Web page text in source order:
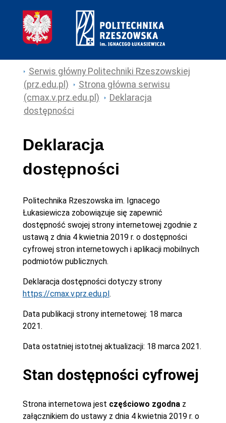
Serwis główny Politechniki Rzeszowskiej
(prz.edu.pl)
Strona główna serwisu
(cmax.v.prz.edu.pl)
Deklaracja
dostępności
Deklaracja
dostępności
Politechnika Rzeszowska im. Ignacego
Łukasiewiczazobowiązuje się zapewnić
dostępność swojej strony internetowej zgodnie z
ustawą z dnia 4 kwietnia 2019 r. o dostępności
cyfrowej stron internetowych i aplikacji mobilnych
podmiotów publicznych.
Deklaracja dostępności dotyczy strony
https://cmax.v.prz.edu.pl.
Data publikacji strony internetowej: 18 marca
2021.
Data ostatniej istotnej aktualizacji: 18 marca 2021.
Stan dostępności cyfrowej
Strona internetowa jest częściowo zgodna z
załącznikiem do ustawy z dnia 4 kwietnia 2019 r. o